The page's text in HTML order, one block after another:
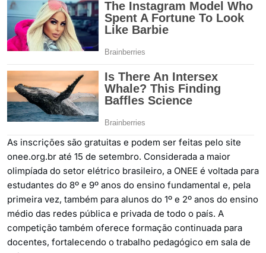
As inscrições são gratuitas e podem ser feitas pelo site
onee.org.br até 15 de setembro. Considerada a maior
olimpíada do setor elétrico brasileiro, a ONEE é voltada para
estudantes do 8º e 9º anos do ensino fundamental e, pela
primeira vez, também para alunos do 1º e 2º anos do ensino
médio das redes pública e privada de todo o país. A
competição também oferece formação continuada para
docentes, fortalecendo o trabalho pedagógico em sala de